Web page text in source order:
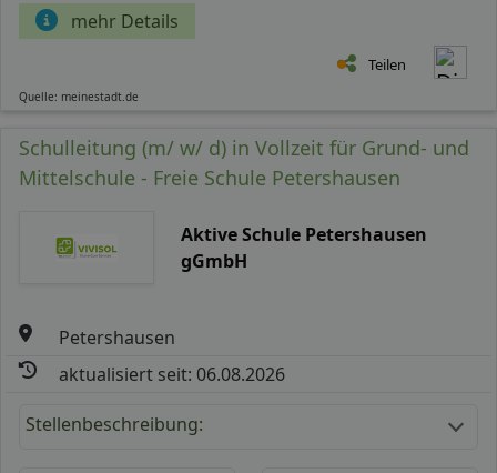
mehr Details
Teilen
Quelle: meinestadt.de
Schulleitung (m/ w/ d) in Vollzeit für Grund- und
Mittelschule - Freie Schule Petershausen
Aktive Schule Petershausen
gGmbH
Petershausen
aktualisiert seit: 06.08.2026
Stellenbeschreibung: